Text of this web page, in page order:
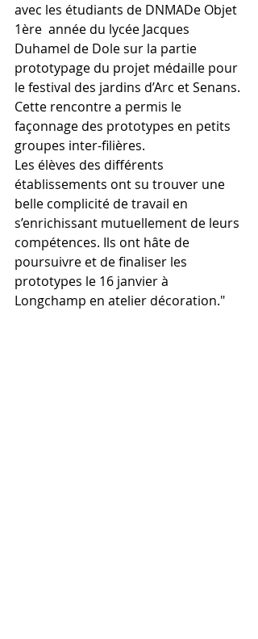
avec les étudiants de DNMADe Objet
1ère  année du lycée Jacques
Duhamel de Dole sur la partie
prototypage du projet médaille pour
le festival des jardins d’Arc et Senans.
Cette rencontre a permis le
façonnage des prototypes en petits
groupes inter-filières.
Les élèves des différents
établissements ont su trouver une
belle complicité de travail en
s’enrichissant mutuellement de leurs
compétences. Ils ont hâte de
poursuivre et de finaliser les
prototypes le 16 janvier à
Longchamp en atelier décoration."